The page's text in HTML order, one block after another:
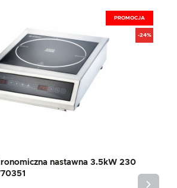
PROMOCJA
-24%
nastawna 3.5kW 230